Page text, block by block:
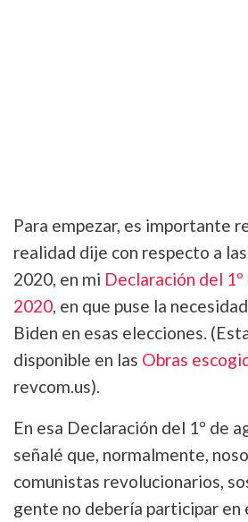
Para empezar, es importante
realidad dije con respecto a
2020, en mi Declaración del
2020, en que puse la
Biden en esas elecciones.
disponible en las Obras
revcom.us).
En esa Declaración del 1º de
señalé que, normalmente,
comunistas revolucionarios,
gente no debería participar en